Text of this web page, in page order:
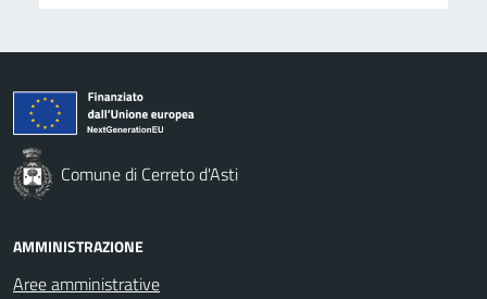
Comune di Cerreto d'Asti
AMMINISTRAZIONE
Aree amministrative